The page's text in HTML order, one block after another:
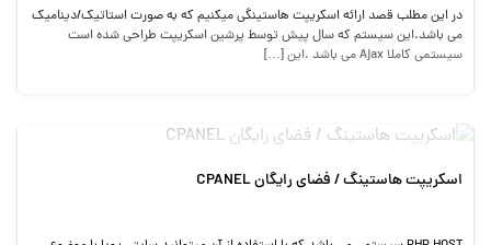
در این مطلب قصد ارائه اسکریپت هاستینگی میکنیم که به صورت استاتیک/دینامیک
می باشد.این سیستم که سال پیش توسط پرشین اسکریپت طراحی شده است
سیستمی کاملا Ajax می باشد .این […]
اسکریپت هاستینگ / فضای رایگان CPANEL